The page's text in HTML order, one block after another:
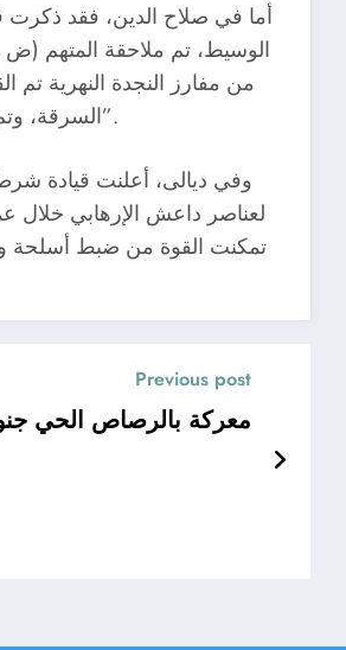
أما في صلاح الدين، فقد
الوسيط، تم ملاحقة المتهم
من مفارز النجدة النهرية تم
السرقة، وتم اتخاذ الإجراءات القانونية الأصولية بحقه تحت إشراف القضاء لينال جزاءه العادل”.
وفي ديالى، أعلنت قيادة
لعناصر داعش الإرهابي خلال
تمكنت القوة من ضبط أسلحة
Previous post
معركة بالرصاص الحي